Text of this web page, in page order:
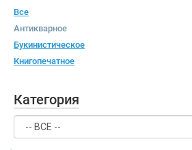
Все
Антикварное
Букинистическое
Книгопечатное
Категория